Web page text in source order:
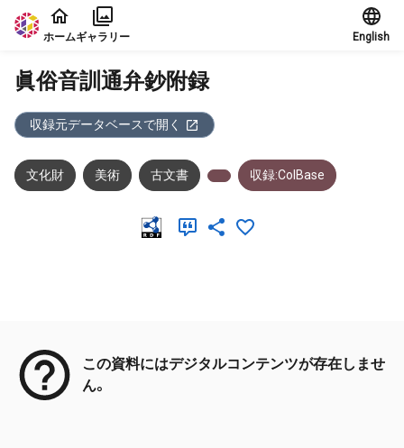
本文に飛ぶ
ホームギャラリー English
眞俗音訓通弁鈔附録
収録元データベースで開く
文化財 美術 古文書 収録:ColBase
この資料にはデジタルコンテンツが存在しませ
ん。